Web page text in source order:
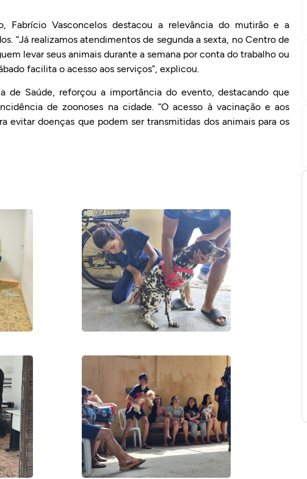
Fabrício Vasconcelos destacou a relevância do mutirão e a
“Já realizamos atendimentos de segunda a sexta, no Centro de
levar seus animais durante a semana por conta do trabalho ou
facilita o acesso aos serviços”, explicou.
de Saúde, reforçou a importância do evento, destacando que
de zoonoses na cidade. “O acesso à vacinação e aos
evitar doenças que podem ser transmitidas dos animais para os